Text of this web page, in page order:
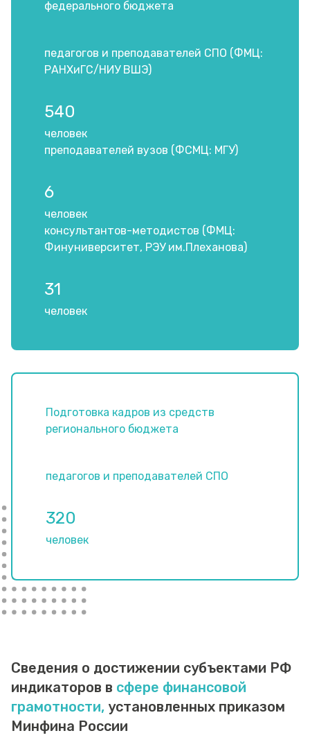
федерального бюджета
педагогов и преподавателей СПО (ФМЦ:
РАНХиГС/НИУ ВШЭ)
540
человек
преподавателей вузов (ФСМЦ: МГУ)
6
человек
консультантов-методистов (ФМЦ:
Финуниверситет, РЭУ им.Плеханова)
31
человек
Подготовка кадров из средств
регионального бюджета
педагогов и преподавателей СПО
320
человек
Сведения о достижении субъектами РФ
индикаторов в сфере финансовой
грамотности, установленных приказом
Минфина России